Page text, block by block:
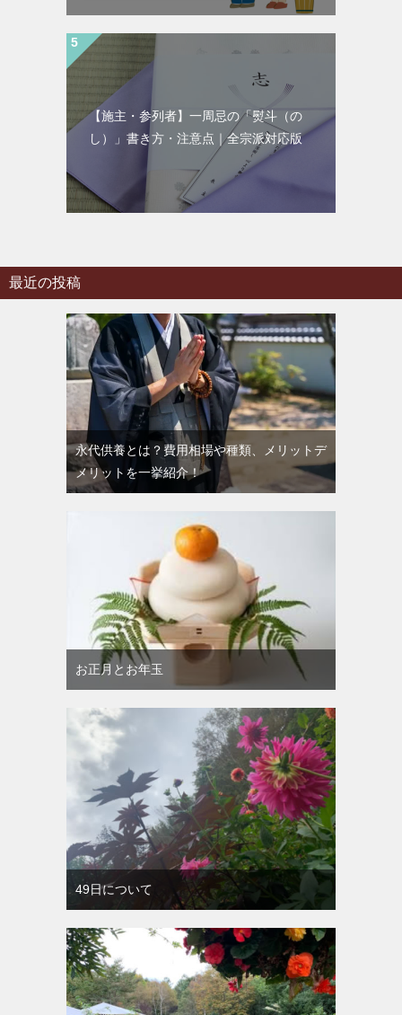
【施主・参列者】一周忌の「熨斗（の
し）」書き方・注意点｜全宗派対応版
最近の投稿
永代供養とは？費用相場や種類、メリットデ
メリットを一挙紹介！
お正月とお年玉
49日について